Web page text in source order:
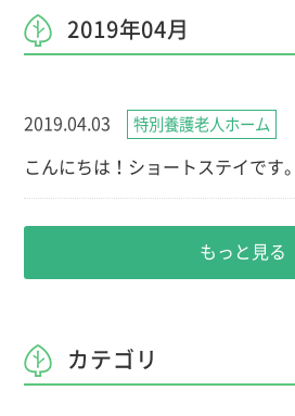
2019年04月
2019.04.03 特別養護老人ホーム
こんにちは！ショートステイです。
もっと見る
カテゴリ